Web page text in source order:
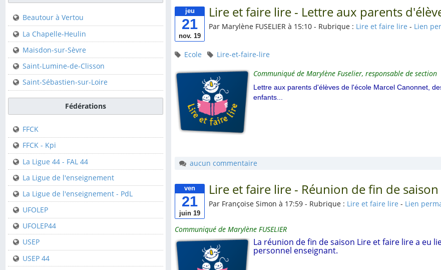
APE Marcel Canonnet -
Bibliothèque municipale
Mairie
Amicales du secteur
Beautour à Vertou
La Chapelle-Heulin
Maisdon-sur-Sèvre
Saint-Lumine-de-
Clisson
Saint-Sébastien-sur-
Loire
Fédérations
FFCK
FFCK - Kpi
La Ligue 44 - FAL 44
Beautour à Vertou
La Chapelle-Heulin
Maisdon-sur-Sèvre
Saint-Lumine-de-Clisson
Saint-Sébastien-sur-Loire
Fédérations
FFCK
FFCK - Kpi
La Ligue 44 - FAL 44
La Ligue de l'enseignement
La Ligue de l'enseignement - PdL
UFOLEP
UFOLEP44
USEP
USEP 44
jeu
21
nov. 19
Lire et faire lire - Lettre aux parents
Par Marylène FUSELIER à 15:10 - Rubrique : Lire et faire lire - Lien
Ecole
Lire-et-faire-lire
Communiqué de Marylène Fuselier, responsable de section
Lettre aux parents d'élèves de l'école Marcel Canonnet,
enfants...
aucun commentaire
ven
21
juin 19
Lire et faire lire - Réunion de fin de saison
Par Françoise Simon à 17:59 - Rubrique : Lire et faire lire - Lien
Communiqué de Marylène FUSELIER
La réunion de fin de saison Lire et faire lire a eu
personnel enseignant.